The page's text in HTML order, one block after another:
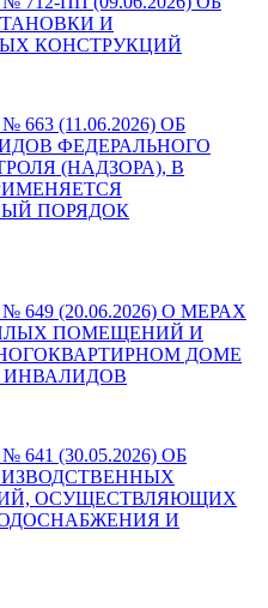
И
КОНСТРУКЦИЙ
№ 663 (11.06.2026) ОБ
ФЕДЕРАЛЬНОГО
(НАДЗОРА), В
ПОРЯДОК
№ 649 (20.06.2026) О МЕРАХ
ПОМЕЩЕНИЙ И
ДОМЕ
ИНВАЛИДОВ
№ 641 (30.05.2026) ОБ
ОСУЩЕСТВЛЯЮЩИХ
И